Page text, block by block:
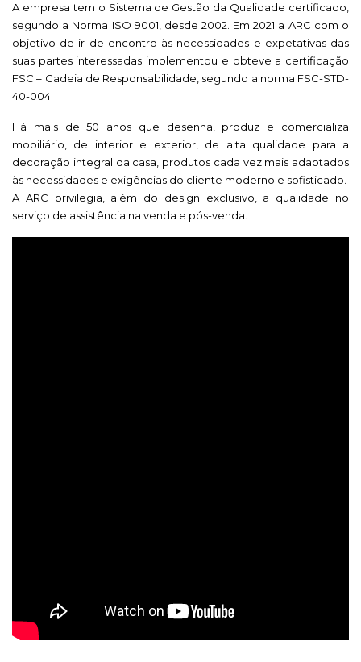
A empresa tem o Sistema de Gestão da Qualidade certificado,
segundo a Norma ISO 9001, desde 2002. Em 2021 a ARC com o
objetivo de ir de encontro às necessidades e expetativas das
suas partes interessadas implementou e obteve a certificação
FSC – Cadeia de Responsabilidade, segundo a norma FSC-STD-
40-004.
Há mais de 50 anos que desenha, produz e comercializa
mobiliário, de interior e exterior, de alta qualidade para a
decoração integral da casa, produtos cada vez mais adaptados
às necessidades e exigências do cliente moderno e sofisticado.
A ARC privilegia, além do design exclusivo, a qualidade no
serviço de assistência na venda e pós-venda.